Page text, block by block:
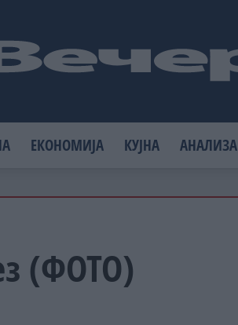
ЕКОНОМИЈА КУЈНА АНАЛИЗА
(ФОТО)